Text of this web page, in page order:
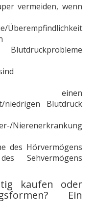
vermeiden, wenn
einen
niedrigen Blutdruck
Nierenerkrankung
des Hörvermögens
Sehvermögens
kaufen oder
Ein